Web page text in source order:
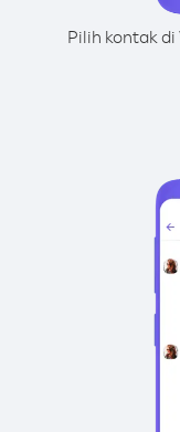
Pilih kontak